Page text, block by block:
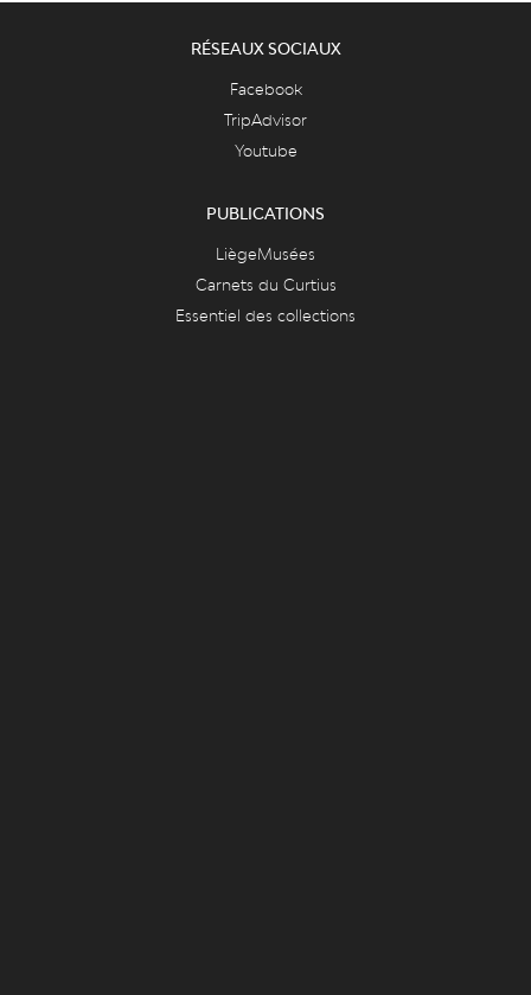
RÉSEAUX SOCIAUX
Facebook
TripAdvisor
Youtube
PUBLICATIONS
LiègeMusées
Carnets du Curtius
Essentiel des collections